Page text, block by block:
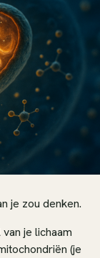
je zou denken.
je lichaam
(je